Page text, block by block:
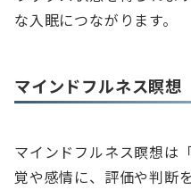
な入眠につながります。
マインドフルネス瞑想
マインドフルネス瞑想は
覚や感情に、評価や判断